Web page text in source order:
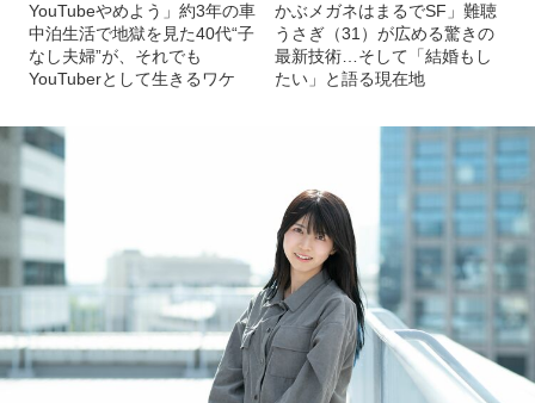
YouTubeやめよう」約3年の車
中泊生活で地獄を見た40代“子
なし夫婦”が、それでも
YouTuberとして生きるワケ
かぶメガネはまるでSF」難聴
うさぎ（31）が広める驚きの
最新技術…そして「結婚もし
たい」と語る現在地